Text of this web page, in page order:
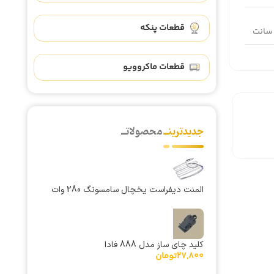
قطعات پنکه
قطعات ماکروویو
جدیدترینــمحصولاتــ
المنت دیفراست یخچال سامسونگ 280 وات
کلید چای ساز مدل 888 فادا
27,800تومان